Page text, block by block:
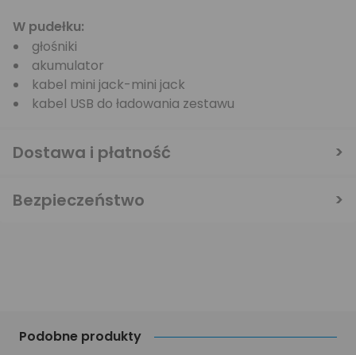
Podobne produkty
W pudełku:
głośniki
akumulator
kabel mini jack-mini jack
kabel USB do ładowania zestawu
Dostawa i płatność
Bezpieczeństwo